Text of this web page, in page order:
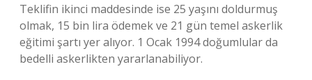
Teklifin ikinci maddesinde ise 25 yaşını doldurmuş
olmak, 15 bin lira ödemek ve 21 gün temel askerlik
eğitimi şartı yer alıyor. 1 Ocak 1994 doğumlular da
bedelli askerlikten yararlanabiliyor.